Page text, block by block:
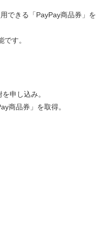
できる「PayPay商品券」を
す。
申し込み。
商品券」を取得。